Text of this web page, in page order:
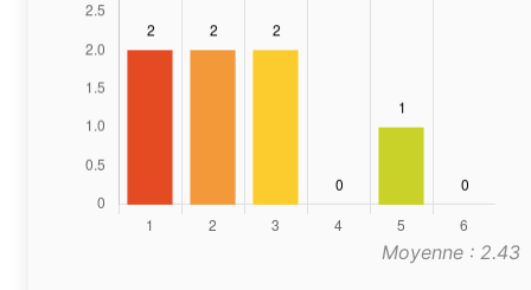
Moyenne : 2.43